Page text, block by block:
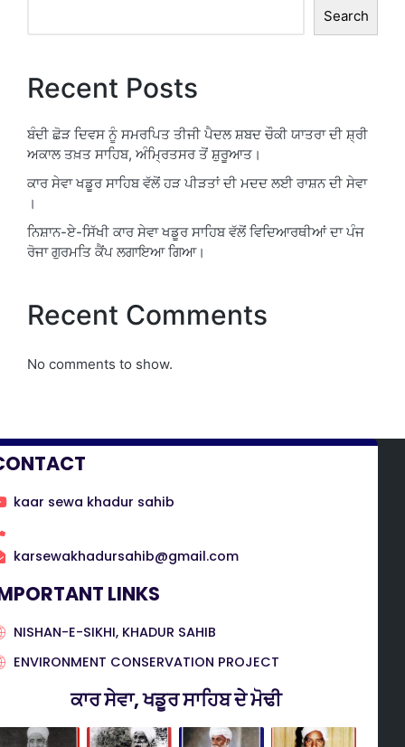
Search
Recent Posts
ਬੰਦੀ ਛੋੜ ਦਿਵਸ ਨੂੰ ਸਮਰਪਿਤ ਤੀਜੀ ਪੈਦਲ ਸ਼ਬਦ ਚੌਕੀ ਯਾਤਰਾ ਦੀ ਸ਼੍ਰੀ
ਅਕਾਲ ਤਖ਼ਤ ਸਾਹਿਬ, ਅੰਮ੍ਰਿਤਸਰ ਤੋਂ ਸ਼ੁਰੂਆਤ।
ਕਾਰ ਸੇਵਾ ਖਡੂਰ ਸਾਹਿਬ ਵੱਲੋਂ ਹੜ ਪੀੜਤਾਂ ਦੀ ਮਦਦ ਲਈ ਰਾਸ਼ਨ ਦੀ ਸੇਵਾ
।
ਨਿਸ਼ਾਨ-ਏ-ਸਿੱਖੀ ਕਾਰ ਸੇਵਾ ਖਡੂਰ ਸਾਹਿਬ ਵੱਲੋਂ ਵਿਦਿਆਰਥੀਆਂ ਦਾ ਪੰਜ
ਰੋਜਾ ਗੁਰਮਤਿ ਕੈਂਪ ਲਗਾਇਆ ਗਿਆ।
Recent Comments
No comments to show.
kaar sewa khadur sahib
karsewakhadursahib@gmail.com
LINKS
NISHAN-E-SIKHI, KHADUR SAHIB
ENVIRONMENT CONSERVATION PROJECT
ਕਾਰ ਸੇਵਾ, ਖਡੂਰ ਸਾਹਿਬ ਦੇ ਮੋਢੀ